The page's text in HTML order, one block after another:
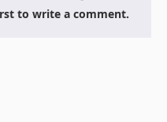
to write a comment.